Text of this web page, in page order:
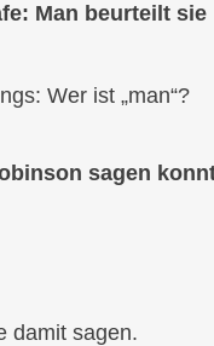
Man beurteilt
Wer ist „man“?
sagen
damit sagen.